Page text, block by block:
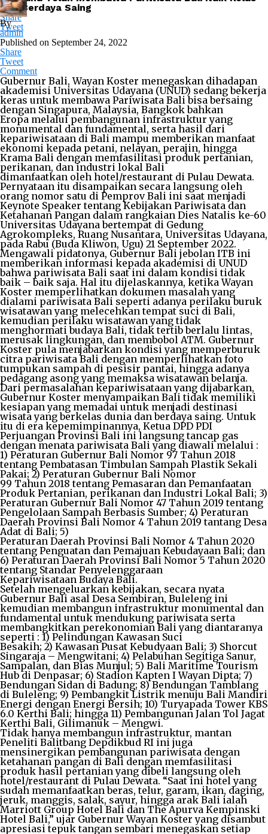
Dan Berdaya Saing
Share
Tweet
By
admin
Published on September 24, 2022
Share
Tweet
Comment
Gubernur Bali, Wayan Koster menegaskan dihadapan
akademisi Universitas Udayana (UNUD) sedang bekerja
keras untuk membawa Pariwisata Bali bisa bersaing
dengan Singapura, Malaysia, Bangkok bahkan
Eropa melalui pembangunan infrastruktur yang
monumental dan fundamental, serta hasil dari
kepariwisataan di Bali mampu memberikan manfaat
ekonomi kepada petani, nelayan, perajin, hingga
Krama Bali dengan memfasilitasi produk pertanian,
perikanan, dan industri lokal Bali
dimanfaatkan oleh hotel/restaurant di Pulau Dewata.
Pernyataan itu disampaikan secara langsung oleh
orang nomor satu di Pemprov Bali ini saat menjadi
Keynote Speaker tentang Kebijakan Pariwisata dan
Ketahanan Pangan dalam rangkaian Dies Natalis ke-60
Universitas Udayana bertempat di Gedung
Agrokompleks, Ruang Nusantara, Universitas Udayana,
pada Rabu (Buda Kliwon, Ugu) 21 September 2022.
Mengawali pidatonya, Gubernur Bali jebolan ITB ini
memberikan informasi kepada akademisi di UNUD
bahwa pariwisata Bali saat ini dalam kondisi tidak
baik – baik saja. Hal itu dijelaskannya, ketika Wayan
Koster memperlihatkan dokumen masalah yang
dialami pariwisata Bali seperti adanya perilaku buruk
wisatawan yang melecehkan tempat suci di Bali,
kemudian perilaku wisatawan yang tidak
menghormati budaya Bali, tidak tertib berlalu lintas,
merusak lingkungan, dan membobol ATM. Gubernur
Koster pula menjabarkan kondisi yang memperburuk
citra pariwisata Bali dengan memperlihatkan foto
tumpukan sampah di pesisir pantai, hingga adanya
pedagang asong yang memaksa wisatawan belanja.
Dari permasalahan kepariwisataan yang dijabarkan,
Gubernur Koster menyampaikan Bali tidak memiliki
kesiapan yang memadai untuk menjadi destinasi
wisata yang berkelas dunia dan berdaya saing. Untuk
itu di era kepemimpinannya, Ketua DPD PDI
Perjuangan Provinsi Bali ini langsung tancap gas
dengan menata pariwisata Bali yang diawali melalui :
1) Peraturan Gubernur Bali Nomor 97 Tahun 2018
tentang Pembatasan Timbulan Sampah Plastik Sekali
Pakai; 2) Peraturan Gubernur Bali Nomor
99 Tahun 2018 tentang Pemasaran dan Pemanfaatan
Produk Pertanian, perikanan dan Industri Lokal Bali; 3)
Peraturan Gubernur Bali Nomor 47 Tahun 2019 tentang
Pengelolaan Sampah Berbasis Sumber; 4) Peraturan
Daerah Provinsi Bali Nomor 4 Tahun 2019 tantang Desa
Adat di Bali; 5)
Peraturan Daerah Provinsi Bali Nomor 4 Tahun 2020
tentang Penguatan dan Pemajuan Kebudayaan Bali; dan
6) Peraturan Daerah Provinsi Bali Nomor 5 Tahun 2020
tentang Standar Penyelenggaraan
Kepariwisataan Budaya Bali.
Setelah mengeluarkan kebijakan, secara nyata
Gubernur Bali asal Desa Sembiran, Buleleng ini
kemudian membangun infrastruktur monumental dan
fundamental untuk mendukung pariwisata serta
membangkitkan perekonomian Bali yang diantaranya
seperti : 1) Pelindungan Kawasan Suci
Besakih; 2) Kawasan Pusat Kebudyaan Bali; 3) Shorcut
Singaraja – Mengwitani; 4) Pelabuhan Segitiga Sanur,
Sampalan, dan Bias Munjul; 5) Bali Maritime Tourism
Hub di Denpasar; 6) Stadion Kapten I Wayan Dipta; 7)
Bendungan Sidan di Badung; 8) Bendungan Tamblang
di Buleleng; 9) Pembangkit Listrik menuju Bali Mandiri
Energi dengan Energi Bersih; 10) Turyapada Tower KBS
6.0 Kerthi Bali; hingga 11) Pembangunan Jalan Tol Jagat
Kerthi Bali, Gilimanuk – Mengwi.
Tidak hanya membangun infrastruktur, mantan
Peneliti Balitbang Depdikbud RI ini juga
mensinergikan pembangunan pariwisata dengan
ketahanan pangan di Bali dengan memfasilitasi
produk hasil pertanian yang dibeli langsung oleh
hotel/restaurant di Pulau Dewata. “Saat ini hotel yang
sudah memanfaatkan beras, telur, garam, ikan, daging,
jeruk, manggis, salak, sayur, hingga arak Bali ialah
Marriott Group Hotel Bali dan The Apurva Kempinski
Hotel Bali,” ujar Gubernur Wayan Koster yang disambut
apresiasi tepuk tangan sembari menegaskan setiap